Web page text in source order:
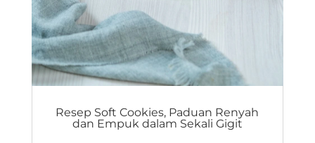
Resep Soft Cookies, Paduan Renyah
dan Empuk dalam Sekali Gigit